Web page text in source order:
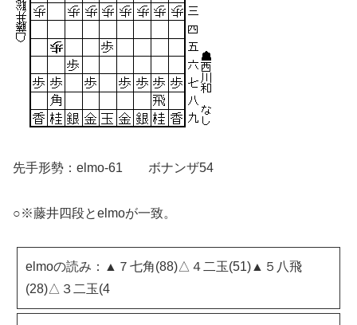
先手形勢：elmo-61 ボナンザ54
○※藤井四段とelmoが一致。
elmoの読み：▲７七角(88)△４二玉(51)▲５八飛
(28)△３二玉(4